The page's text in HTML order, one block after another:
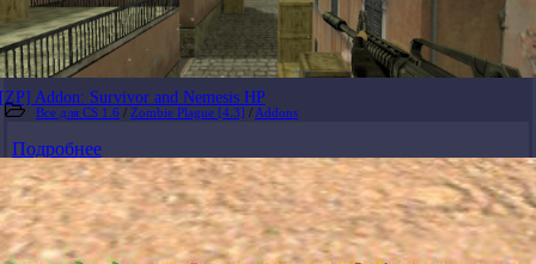
[ZP] Addon: Survivor and Nemesis HP
Все для CS 1.6 / Zombie Plague [4.3] / Addons
Подробнее